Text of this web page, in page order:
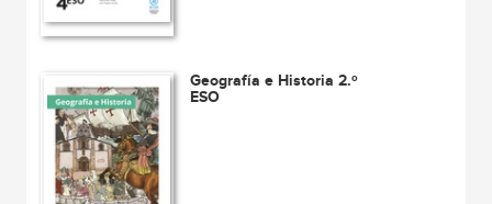
Geografía e Historia 2.º
ESO